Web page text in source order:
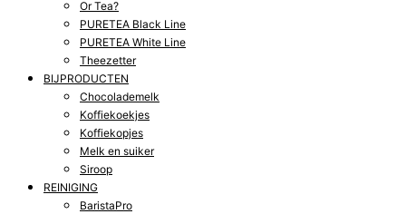
Or Tea?
PURETEA Black Line
PURETEA White Line
Theezetter
BIJPRODUCTEN
Chocolademelk
Koffiekoekjes
Koffiekopjes
Melk en suiker
Siroop
REINIGING
BaristaPro